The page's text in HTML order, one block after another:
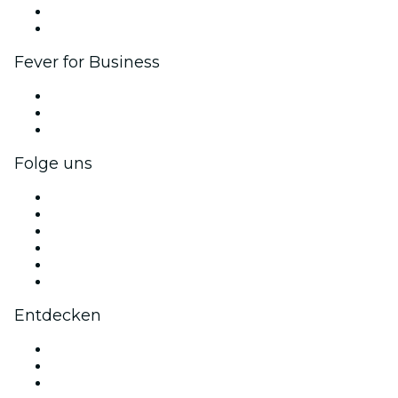
Fever for Business
Folge uns
Entdecken